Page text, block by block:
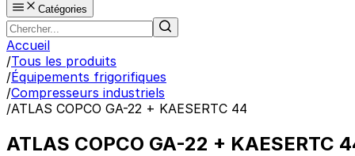
Catégories
Accueil
/Tous les produits
/Équipements frigorifiques
/Compresseurs industriels
/ATLAS COPCO GA-22 + KAESERTC 44
ATLAS COPCO GA-22 + KAESERTC